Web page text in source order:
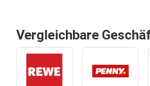
Vergleichbare